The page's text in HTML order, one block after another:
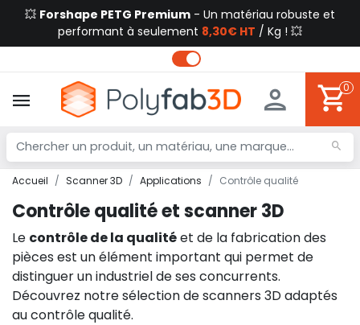
💥 Forshape PETG Premium - Un matériau robuste et
performant à seulement 8,30€ HT / Kg ! 💥
0
Accueil Scanner 3D Applications Contrôle qualité
Contrôle qualité et scanner 3D
Le contrôle de la qualitéet de la fabrication des
pièces est un élément important qui permet de
distinguer un industriel de ses concurrents.
Découvrez notre sélection de scanners 3D adaptés
au contrôle qualité.